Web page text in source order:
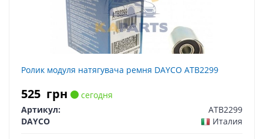
Ролик модуля натягувача ремня DAYCO ATB2299
525 грн
сегодня
Артикул:
ATB2299
DAYCO
Италия